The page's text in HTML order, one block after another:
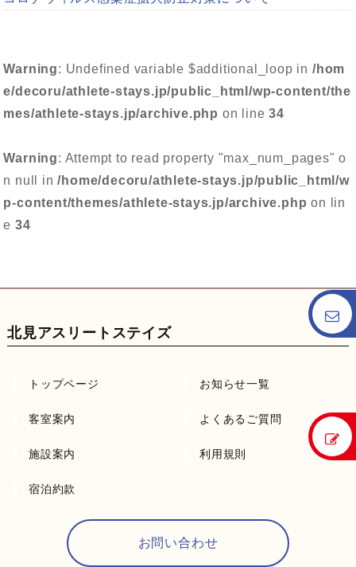
Warning: Undefined variable $additional_loop in /hom
e/decoru/athlete-stays.jp/public_html/wp-content/the
mes/athlete-stays.jp/archive.php on line34
Warning: Attempt to read property "max_num_pages" o
n null in/home/decoru/athlete-stays.jp/public_html/w
p-content/themes/athlete-stays.jp/archive.php on lin
e34
北見アスリートステイズ
トップページ お知らせ一覧
客室案内 よくあるご質問
施設案内 利用規則
宿泊約款
お問い合わせ